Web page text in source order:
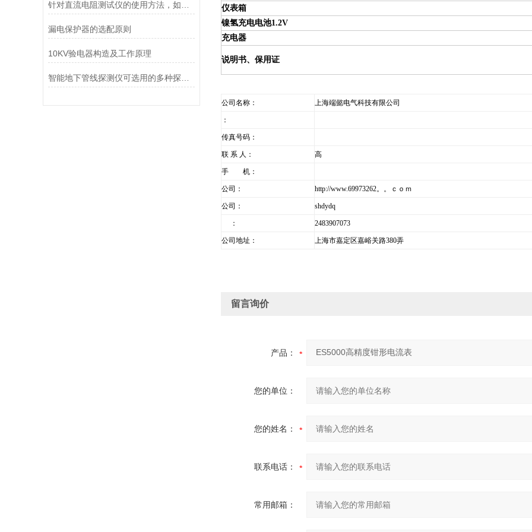
漏电保护器的选配原则
10KV验电器构造及工作原理
仪表箱
镍氢充电电池1.2V
充电器
说明书、保用证
公司名称： 上海端懿电气科技有限公司
：
传真号码：
联 系 人： 高
手 机：
公司： http://www.69973262。。ｃｏｍ
公司： shdydq
： 2483907073
公司地址： 上海市嘉定区嘉峪关路380弄
留言询价
产品：
您的单位：
您的姓名：
联系电话：
常用邮箱：